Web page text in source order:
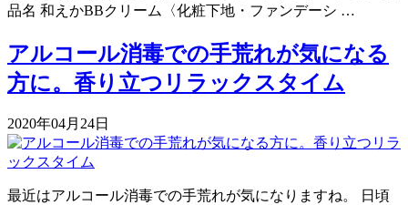
品名 和えかBBクリーム〈化粧下地・ファンデーシ …
アルコール消毒での手荒れが気になる
方に。香り立つリラックスタイム
2020年04月24日
最近はアルコール消毒での手荒れが気になりますね。 日頃